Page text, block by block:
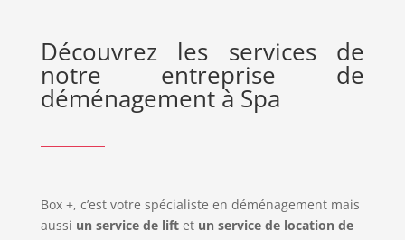
Découvrez les services de
notre entreprise de
déménagement à Spa
Box +, c’est votre spécialiste en déménagement mais
aussi un service de liftet un service de location de